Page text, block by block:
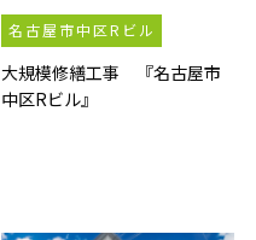
名古屋市中区Rビル
大規模修繕工事 『名古屋市
中区Rビル』